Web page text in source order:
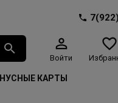
Войти
КАРТЫ